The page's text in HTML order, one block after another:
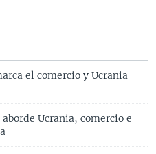
el comercio y Ucrania
Ucrania, comercio e